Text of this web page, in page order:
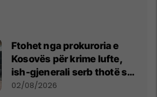
Ftohet nga prokuroria e
Kosovës për krime lufte,
ish-gjenerali serb thotë se
dikush e tradhtoi në
02/08/2026